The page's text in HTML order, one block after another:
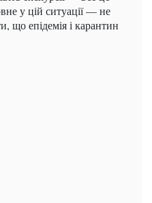
у цій ситуації — не
що епідемія і карантин